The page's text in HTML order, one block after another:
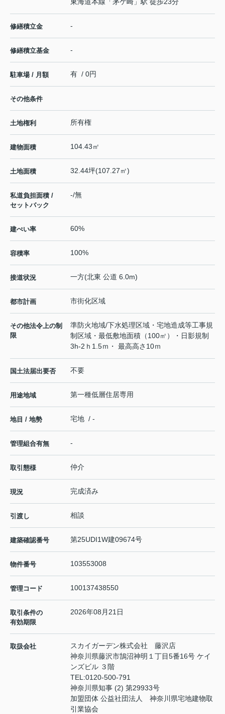
修繕積立金 -
修繕積立基金 -
駐車場 / 月額 有 / 0円
その他条件
土地権利 所有権
建物面積 104.43㎡
土地面積 32.44坪(107.27㎡)
私道負担面積 /
セットバック
-/無
建ぺい率 60%
容積率 100%
接道状況 一方(北東 公道 6.0m)
都市計画 市街化区域
その他法令上の制
限
準防火地域/下水処理区域・宅地造成等工事規
制区域・最低敷地面積（100㎡）・日影規制
3h-2ｈ1.5ｍ・ 最高高さ10ｍ
国土法届出要否 不要
用途地域 第一種低層住居専用
地目 / 地勢 宅地 / -
管理組合有無 -
取引態様 仲介
現況 完成済み
引渡し 相談
建築確認番号 第25UDI1W建09674号
物件番号 103553008
管理コード 100137438550
取引条件の
有効期限
2026年08月21日
取扱会社
スカイガーデン株式会社 藤沢店
神奈川県藤沢市鵠沼神明１丁目5番16号 ケイ
ンズビル ３階
TEL:0120-500-791
神奈川県知事 (2) 第29933号
加盟団体 公益社団法人 神奈川県宅地建物取
引業協会